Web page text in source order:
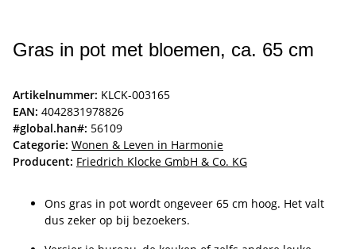
Gras in pot met bloemen, ca. 65 cm
Artikelnummer: KLCK-003165
EAN: 4042831978826
#global.han#: 56109
Categorie: Wonen & Leven in Harmonie
Producent: Friedrich Klocke GmbH & Co. KG
Ons gras in pot wordt ongeveer 65 cm hoog. Het valt
dus zeker op bij bezoekers.